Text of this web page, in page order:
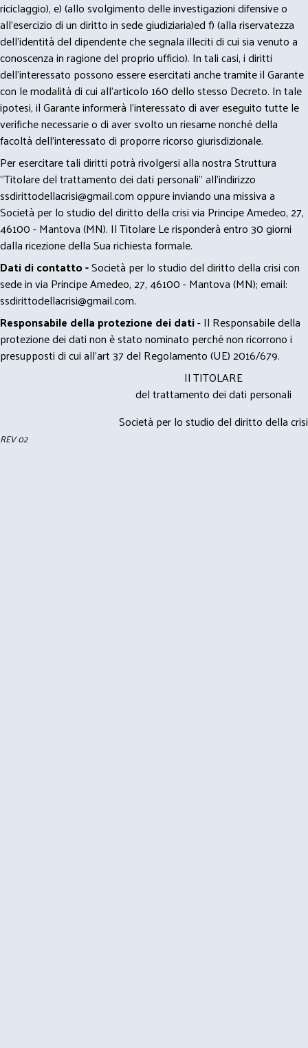
riciclaggio), e) (allo svolgimento delle investigazioni difensive o
all’esercizio di un diritto in sede giudiziaria)ed f) (alla riservatezza
dell’identità del dipendente che segnala illeciti di cui sia venuto a
conoscenza in ragione del proprio ufficio). In tali casi, i diritti
dell’interessato possono essere esercitati anche tramite il Garante
con le modalità di cui all’articolo 160 dello stesso Decreto. In tale
ipotesi, il Garante informerà l’interessato di aver eseguito tutte le
verifiche necessarie o di aver svolto un riesame nonché della
facoltà dell’interessato di proporre ricorso giurisdizionale.
Per esercitare tali diritti potrà rivolgersi alla nostra Struttura
"Titolare del trattamento dei dati personali" all'indirizzo
ssdirittodellacrisi@gmail.comoppure inviando una missiva a
Società per lo studio del diritto della crisi via Principe Amedeo, 27,
46100 - Mantova (MN). Il Titolare Le risponderà entro 30 giorni
dalla ricezione della Sua richiesta formale.
Dati di contatto -Società per lo studio del diritto della crisi con
sede in via Principe Amedeo, 27, 46100 - Mantova (MN); email:
ssdirittodellacrisi@gmail.com.
Responsabile della protezione dei dati- Il Responsabile della
protezione dei dati non è stato nominato perché non ricorrono i
presupposti di cui all’art 37 del Regolamento (UE) 2016/679.
Il TITOLARE
del trattamento dei dati personali
Società per lo studio del diritto della crisi
REV 02